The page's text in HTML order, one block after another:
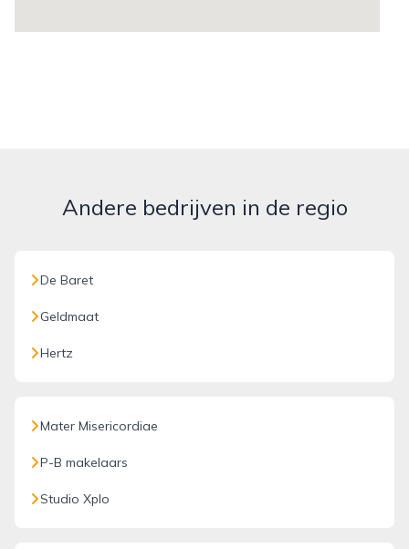
Andere bedrijven in de regio
De Baret
Geldmaat
Hertz
Mater Misericordiae
P-B makelaars
Studio Xplo